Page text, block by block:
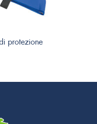
protezione